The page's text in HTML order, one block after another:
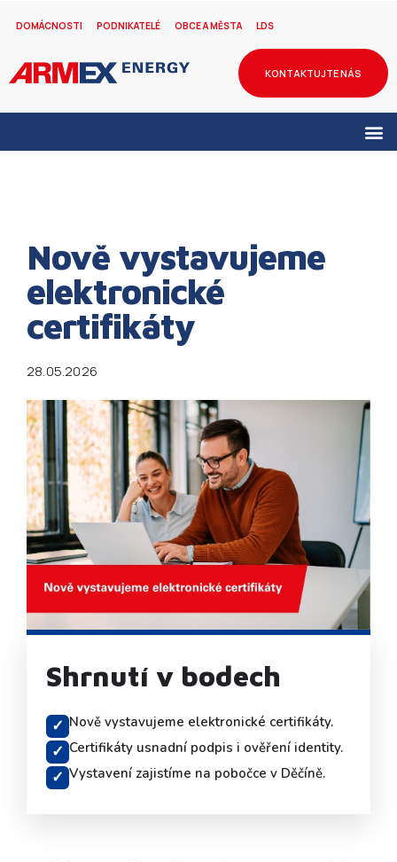
DOMÁCNOSTI PODNIKATELÉ OBCE A MĚSTA LDS
KONTAKTUJTE NÁS
Nově vystavujeme
elektronické
certifikáty
28.05.2026
Shrnutí v bodech
✓ Nově vystavujeme elektronické certifikáty.
✓ Certifikáty usnadní podpis i ověření identity.
✓ Vystavení zajistíme na pobočce v Děčíně.